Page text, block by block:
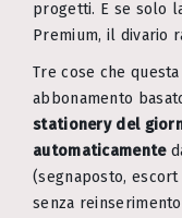
progetti. E se solo
Premium, il divario
Tre cose che
abbonamento
stationery del
automaticamente
(segnaposto,
senza